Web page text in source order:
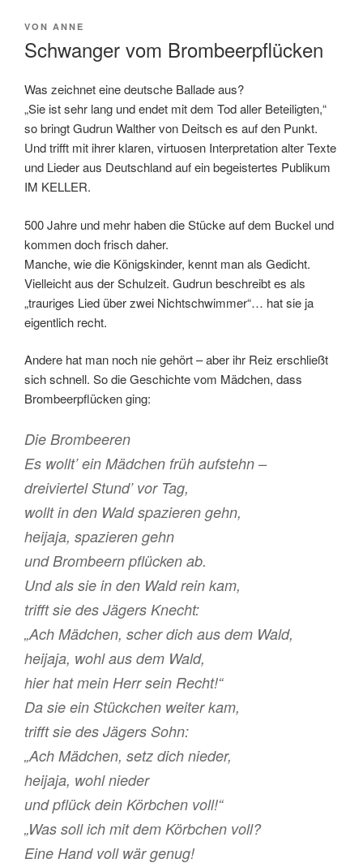
VERÖFFENTLICHT
VON ANNE
Schwanger vom Brombeerpflücken
Was zeichnet eine deutsche Ballade aus?
„Sie ist sehr lang und endet mit dem Tod aller Beteiligten,“
so bringt Gudrun Walther von Deitsch es auf den Punkt.
Und trifft mit ihrer klaren, virtuosen Interpretation alter Texte
und Lieder aus Deutschland auf ein begeistertes Publikum
IM KELLER.
500 Jahre und mehr haben die Stücke auf dem Buckel und
kommen doch frisch daher.
Manche, wie die Königskinder, kennt man als Gedicht.
Vielleicht aus der Schulzeit. Gudrun beschreibt es als
„trauriges Lied über zwei Nichtschwimmer“… hat sie ja
eigentlich recht.
Andere hat man noch nie gehört – aber ihr Reiz erschließt
sich schnell. So die Geschichte vom Mädchen, dass
Brombeerpflücken ging:
Die Brombeeren
Es wollt’ ein Mädchen früh aufstehn –
dreiviertel Stund’ vor Tag,
wollt in den Wald spazieren gehn,
heijaja, spazieren gehn
und Brombeern pflücken ab.
Und als sie in den Wald rein kam,
trifft sie des Jägers Knecht:
„Ach Mädchen, scher dich aus dem Wald,
heijaja, wohl aus dem Wald,
hier hat mein Herr sein Recht!“
Da sie ein Stückchen weiter kam,
trifft sie des Jägers Sohn:
„Ach Mädchen, setz dich nieder,
heijaja, wohl nieder
und pflück dein Körbchen voll!“
„Was soll ich mit dem Körbchen voll?
Eine Hand voll wär genug!